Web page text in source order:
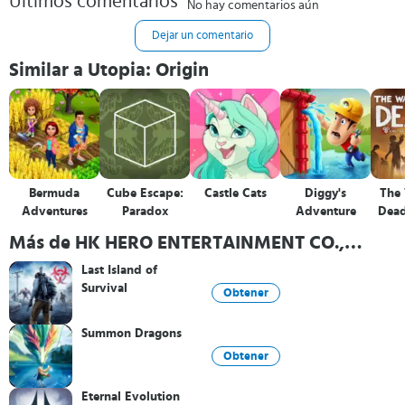
No hay comentarios aún
Dejar un comentario
Similar a Utopia: Origin
Bermuda
Adventures
Cube Escape:
Paradox
Castle Cats
Diggy's
Adventure
The
Más de HK HERO ENTERTAINMENT CO.,
LIMITED
Last Island of
Survival
Obtener
Summon Dragons
Obtener
Eternal Evolution